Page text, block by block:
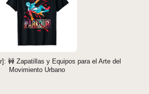
🚧 Zapatillas y Equipos para el Arte del
Movimiento Urbano